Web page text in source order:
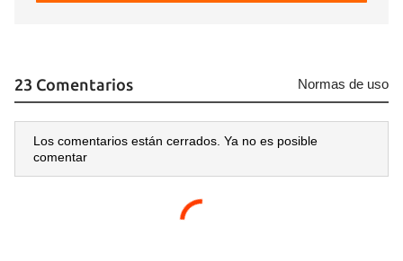
23 Comentarios Normas de uso
Los comentarios están cerrados. Ya no es posible
comentar